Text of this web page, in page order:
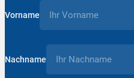
Vorname
Nachname